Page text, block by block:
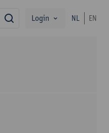
zoekLogin NL EN